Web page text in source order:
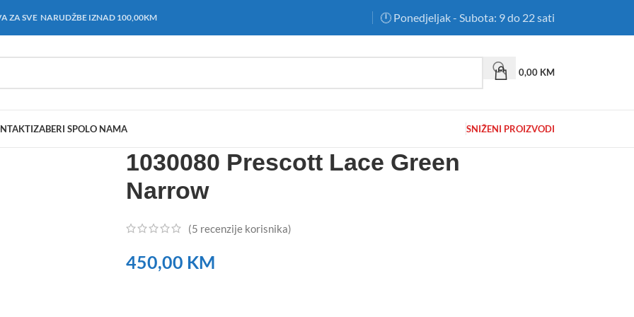
ZA SVE NARUDŽBE IZNAD 100,00KM 🕛 Ponedjeljak - Subota: 9 do 22 sati
0,00 KM
IZABERI SPOLO NAMA SNIŽENI PROIZVODI
1030080 Prescott Lace Green
Narrow
(5 recenzije korisnika)
450,00 KM